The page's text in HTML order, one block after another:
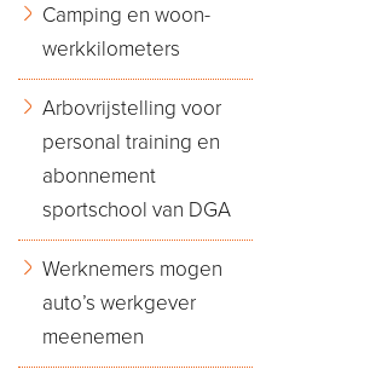
Camping en woon-
werkkilometers
Arbovrijstelling voor
personal training en
abonnement
sportschool van DGA
Werknemers mogen
auto’s werkgever
meenemen